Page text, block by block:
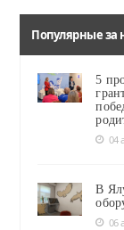
Популярные за
5
04
В
06